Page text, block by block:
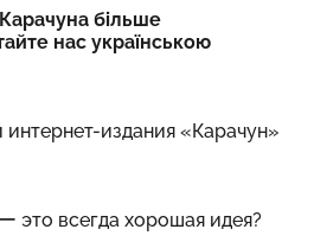
більше
нас українською
издания «Карачун»
это всегда хорошая идея?